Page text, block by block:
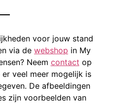
voor jouw stand
via de webshop in My
Neem contact op
veel meer mogelijk is
De afbeeldingen
zijn voorbeelden van